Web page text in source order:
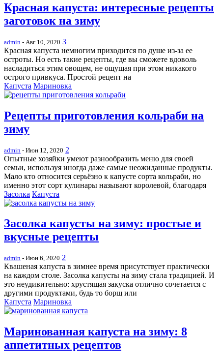
Красная капуста: интересные рецепты
заготовок на зиму
admin - Авг 10, 2020 3
Красная капуста немногим приходится по душе из-за ее
остроты. Но есть такие рецепты, где вы сможете вдоволь
насладиться этим овощем, не ощущая при этом никакого
острого привкуса. Простой рецепт на
Капуста Мариновка
Рецепты приготовления кольраби на
зиму
admin - Июн 12, 2020 2
Опытные хозяйки умеют разнообразить меню для своей
семьи, используя иногда даже самые неожиданные продукты.
Мало кто относится серьёзно к капусте сорта кольраби, но
именно этот сорт кулинары называют королевой, благодаря
Засолка Капуста
Засолка капусты на зиму: простые и
вкусные рецепты
admin - Июн 6, 2020 2
Квашеная капуста в зимнее время присутствует практически
на каждом столе. Засолка капусты на зиму стала традицией. И
это неудивительно: хрустящая закуска отлично сочетается с
другими продуктами, будь то борщ или
Капуста Мариновка
Маринованная капуста на зиму: 8
аппетитных рецептов